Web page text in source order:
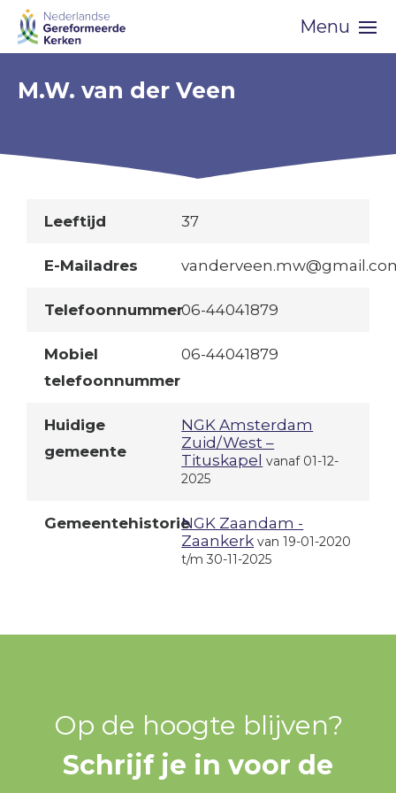
Skip
navigation
Menu
M.W. van der Veen
Leeftijd 37
E-Mailadres
Telefoonnummer06-44041879
Mobiel
telefoonnummer
06-44041879
Huidige
gemeente
NGK Amsterdam
Zuid/West –
Tituskapel vanaf 01-12-
2025
GemeentehistorieNGK Zaandam -
Zaankerk van 19-01-2020
t/m 30-11-2025
Op de hoogte blijven?
Schrijf je in voor de